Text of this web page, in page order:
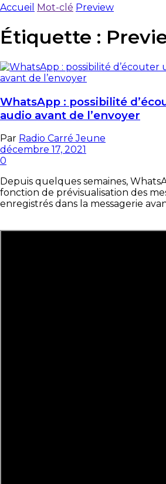
Accueil Mot-clé Preview
Étiquette :
WhatsApp : possibilité
audio avant de l’envoyer
Par Radio Carré Jeune
décembre 17, 2021
0
Depuis quelques semaines,
fonction de prévisualisation des
enregistrés dans la messagerie